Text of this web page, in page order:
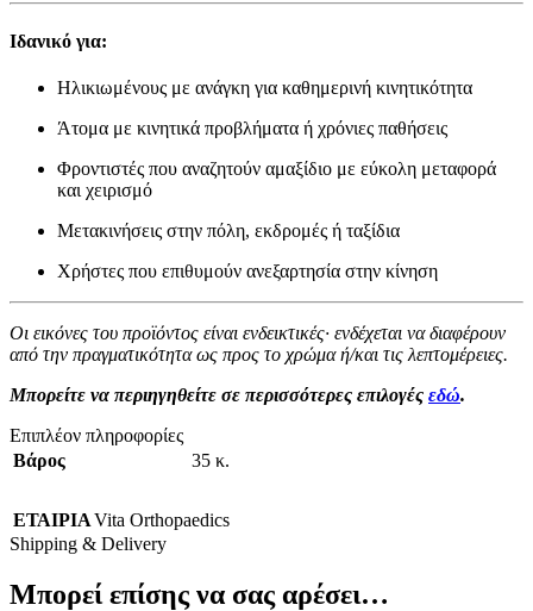
Ιδανικό για:
Ηλικιωμένους με ανάγκη για καθημερινή κινητικότητα
Άτομα με κινητικά προβλήματα ή χρόνιες παθήσεις
Φροντιστές που αναζητούν αμαξίδιο με εύκολη μεταφορά
και χειρισμό
Μετακινήσεις στην πόλη, εκδρομές ή ταξίδια
Χρήστες που επιθυμούν ανεξαρτησία στην κίνηση
Οι εικόνες του προϊόντος είναι ενδεικτικές· ενδέχεται να διαφέρουν
από την πραγματικότητα ως προς το χρώμα ή/και τις λεπτομέρειες.
Μπορείτε να περιηγηθείτε σε περισσότερες επιλογές εδώ.
Επιπλέον πληροφορίες
Βάρος
35 κ.
ΕΤΑΙΡΙΑVita Orthopaedics
Shipping & Delivery
Μπορεί επίσης να σας αρέσει…